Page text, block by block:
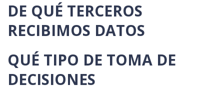
DE QUÉ TERCEROS
RECIBIMOS DATOS
QUÉ TIPO DE TOMA DE
DECISIONES